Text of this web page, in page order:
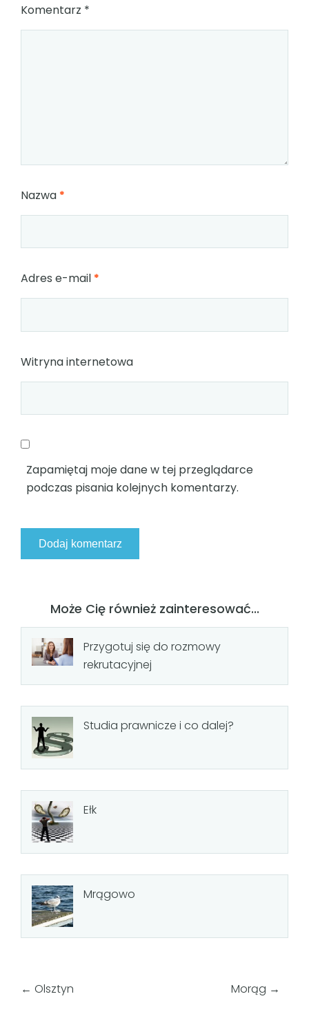
Komentarz *
Nazwa *
Adres e-mail *
Witryna internetowa
Zapamiętaj moje dane w tej przeglądarce
podczas pisania kolejnych komentarzy.
Może Cię również zainteresować...
Przygotuj się do rozmowy
rekrutacyjnej
Studia prawnicze i co dalej?
Ełk
Mrągowo
Morąg →
← Olsztyn